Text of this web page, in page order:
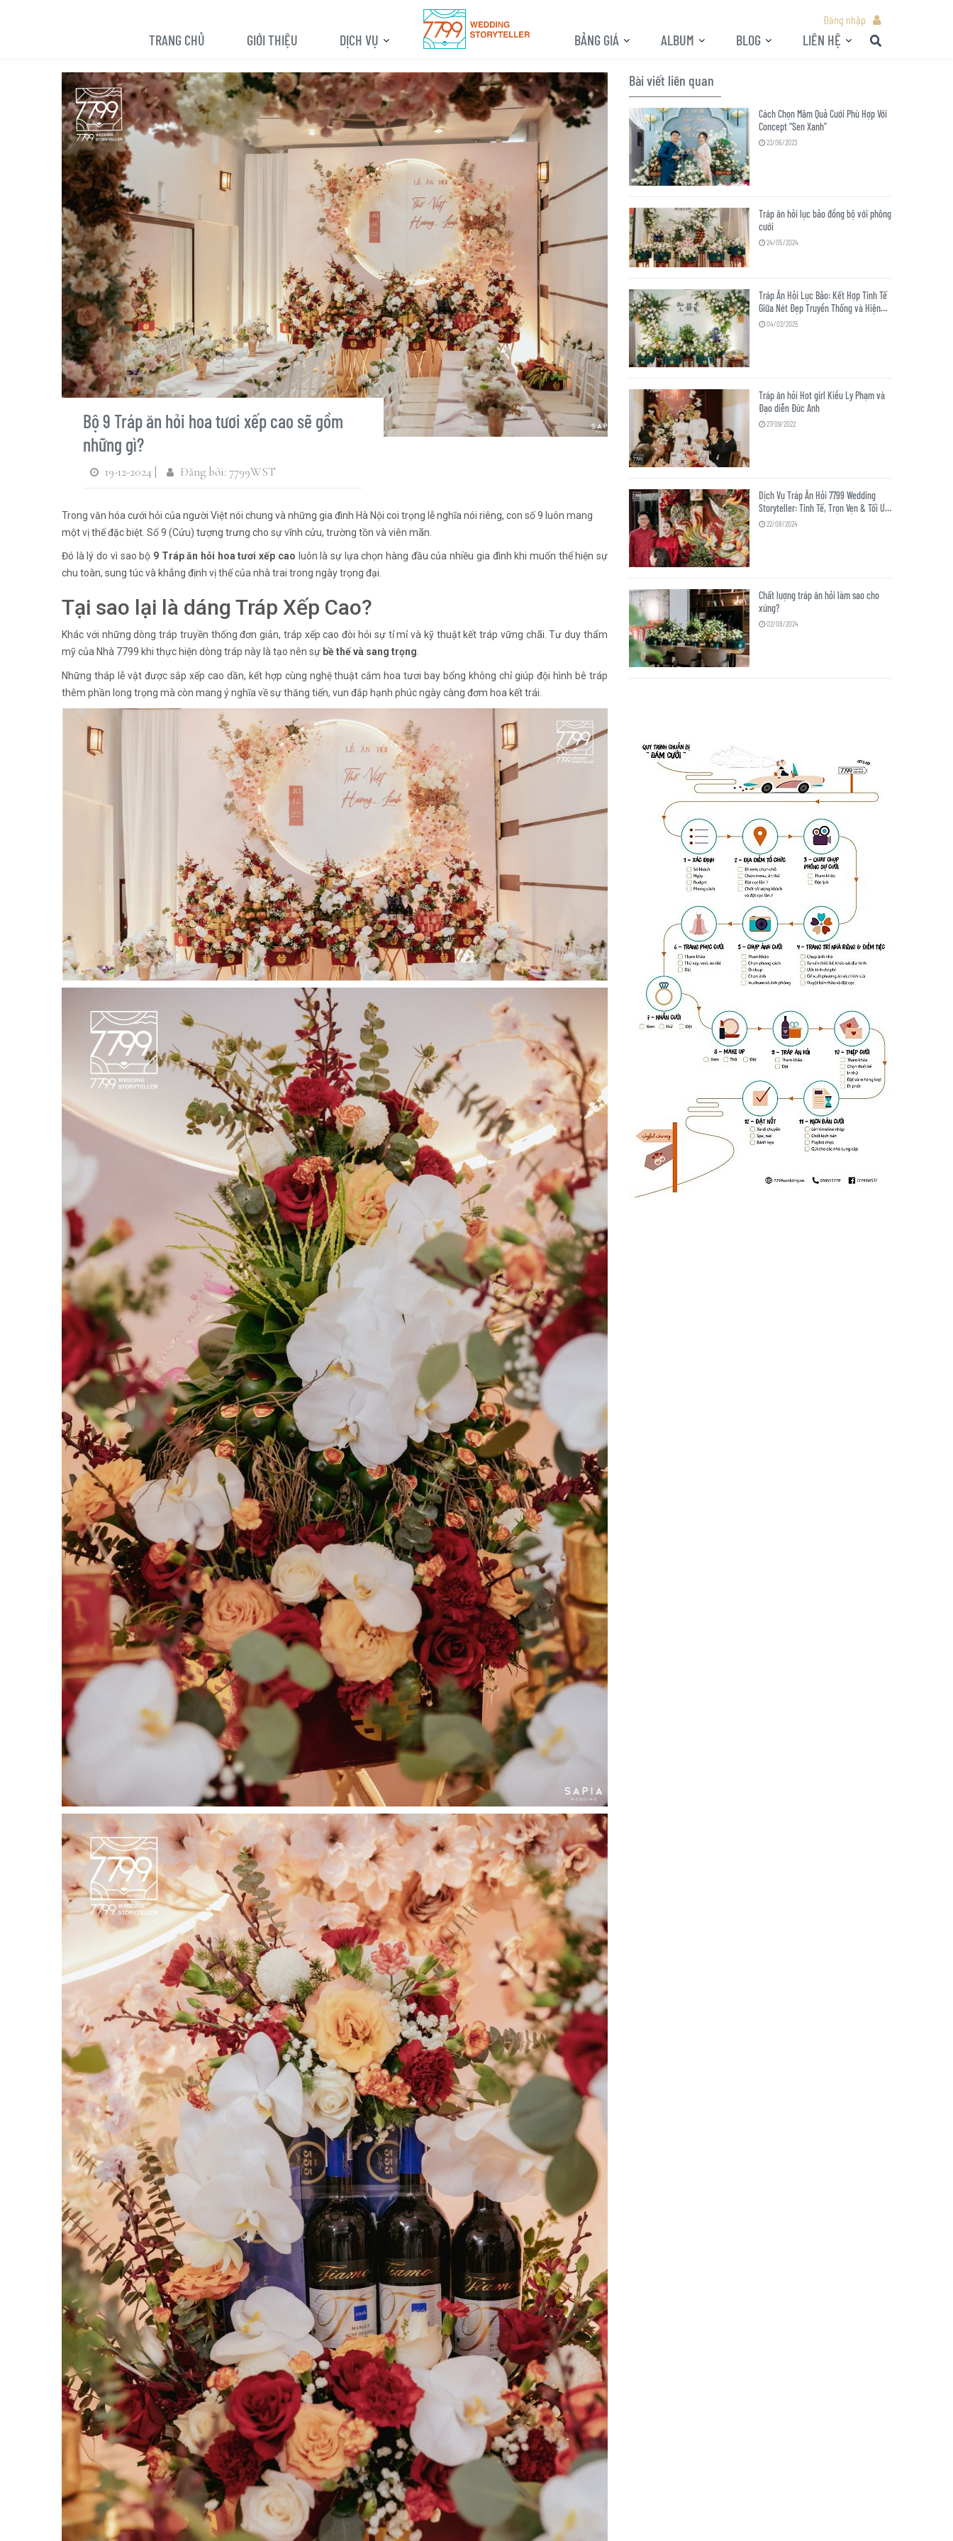
TRANG CHỦ GIỚI THIỆU DỊCH VỤ
Đăng nhập
BẢNG GIÁ ALBUM BLOG LIÊN HỆ
Bộ 9 Tráp ăn hỏi hoa tươi xếp cao sẽ gồm
những gì?
19-12-2024 | Đăng bởi: 7799WST
Trong văn hóa cưới hỏi của người Việt nói chung và những gia đình Hà Nội coi trọng lễ nghĩa nói riêng, con số 9 luôn mang
một vị thế đặc biệt. Số 9 (Cửu) tượng trưng cho sự vĩnh cửu, trường tồn và viên mãn.
Đó là lý do vì sao bộ 9 Tráp ăn hỏi hoa tươi xếp cao luôn là sự lựa chọn hàng đầu của nhiều gia đình khi muốn thể hiện sự
chu toàn, sung túc và khẳng định vị thế của nhà trai trong ngày trọng đại.
Tại sao lại là dáng Tráp Xếp Cao?
Khác với những dòng tráp truyền thống đơn giản, tráp xếp cao đòi hỏi sự tỉ mỉ và kỹ thuật kết tráp vững chãi. Tư duy thẩm
mỹ của Nhà 7799 khi thực hiện dòng tráp này là tạo nên sự bề thế và sang trọng.
Những tháp lễ vật được sắp xếp cao dần, kết hợp cùng nghệ thuật cắm hoa tươi bay bổng không chỉ giúp đội hình bê tráp
thêm phần long trọng mà còn mang ý nghĩa về sự thăng tiến, vun đắp hạnh phúc ngày càng đơm hoa kết trái.
Bài viết liên quan
Cách Chọn Mâm Quả Cưới Phù Hợp Với
Concept “Sen Xanh”
23/06/2023
Tráp ăn hỏi lục bảo đồng bộ với phông
cưới
24/05/2024
Tráp Ăn Hỏi Lục Bảo: Kết Hợp Tinh Tế
Giữa Nét Đẹp Truyền Thống và Hiện
Đại04/02/2025
Tráp ăn hỏi Hot girl Kiều Ly Phạm và
Đạo diễn Đức Anh
27/09/2022
Dịch Vụ Tráp Ăn Hỏi 7799 Wedding
Storyteller: Tinh Tế, Trọn Vẹn & Tối Ưu
Chi Phí
22/08/2024
Chất lượng tráp ăn hỏi làm sao cho
xứng?
02/08/2024